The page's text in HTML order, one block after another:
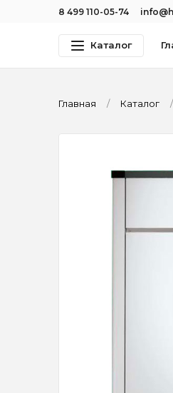
8 499 110-05-74
Каталог
Главная Каталог